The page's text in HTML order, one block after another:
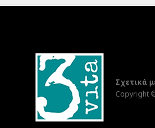
Σχετικά
Copyright